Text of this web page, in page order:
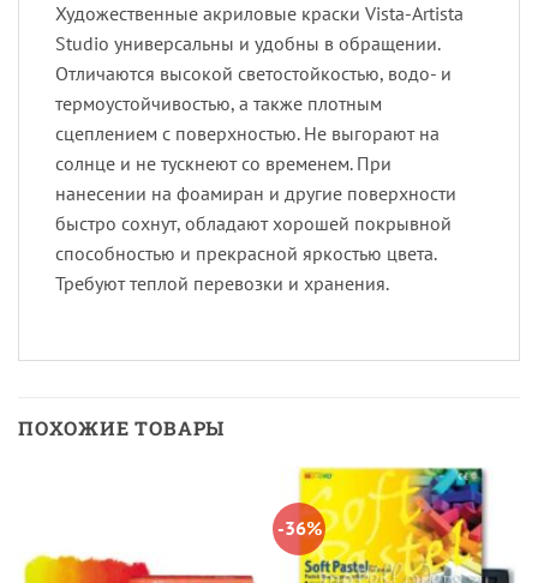
Художественные акриловые краски Vista-Artista
Studio универсальны и удобны в обращении.
Отличаются высокой светостойкостью, водо- и
термоустойчивостью, а также плотным
сцеплением с поверхностью. Не выгорают на
солнце и не тускнеют со временем. При
нанесении на фоамиран и другие поверхности
быстро сохнут, обладают хорошей покрывной
способностью и прекрасной яркостью цвета.
Требуют теплой перевозки и хранения.
ПОХОЖИЕ ТОВАРЫ
-36%